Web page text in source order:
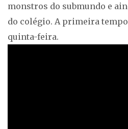
monstros do submundo e
do colégio. A primeira
quinta-feira.